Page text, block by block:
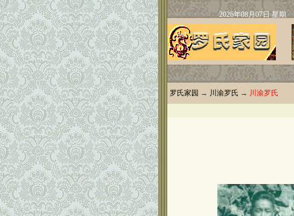
罗氏家园 → 川渝罗氏 → 川渝罗氏